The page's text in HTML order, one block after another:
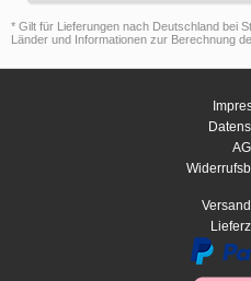
* Gilt für Lieferungen nach Deutschland bei
Länder und Informationen zur Berechnung